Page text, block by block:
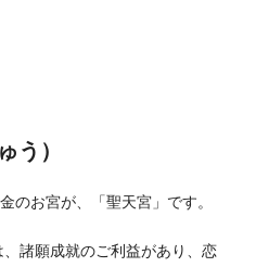
う）
のお宮が、「聖天宮」です。
諸願成就のご利益があり、恋